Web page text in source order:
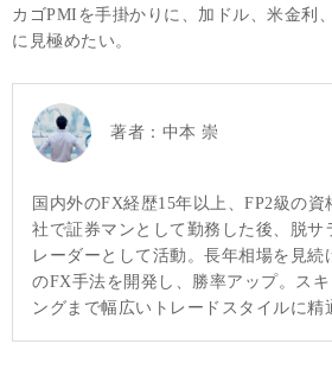
カゴPMIを手掛かりに、加ドル、米金利
に見極めたい。
著者： 中本 崇
国内外のFX経歴15年以上、FP2級の
社で証券マンとして勤務した後、脱サ
レーダーとして活動。長年相場を見続
のFX手法を開発し、勝率アップ。ス
ングまで幅広いトレードスタイルに精